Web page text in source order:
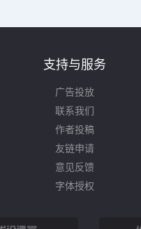
支持与服务
广告投放
联系我们
作者投稿
友链申请
意见反馈
字体授权